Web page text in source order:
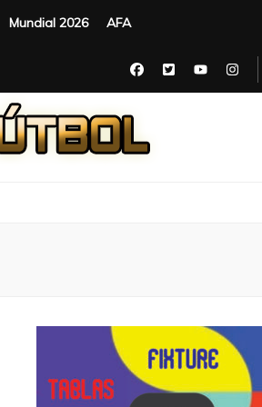
Mundial 2026 AFA